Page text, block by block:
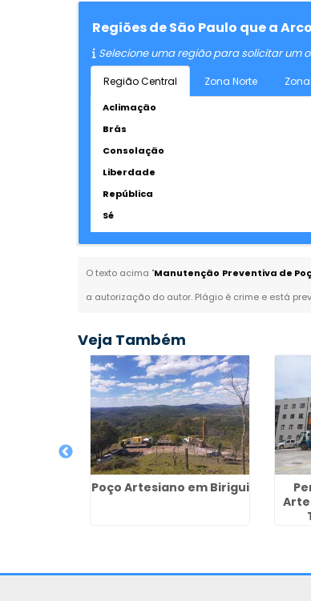
Regiões de São Paulo que a
Selecione uma região para solicitar um
Região Central Zona Norte
Aclimação
Brás
Consolação
Liberdade
República
Sé
O texto acima "Manutenção Preventiva de
a autorização do autor. Plágio é crime e está
Veja Também
Poço Artesiano em Birigui